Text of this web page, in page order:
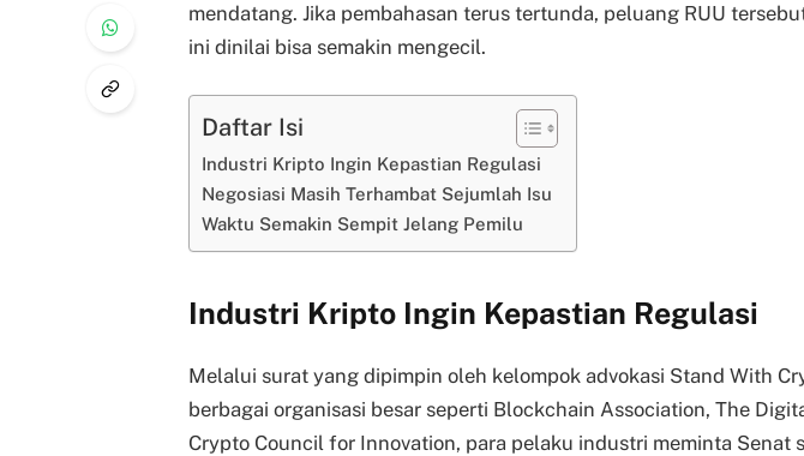
mendatang. Jika pembahasan terus tertunda, peluang RUU
ini dinilai bisa semakin mengecil.
Daftar Isi
Industri Kripto Ingin Kepastian Regulasi
Negosiasi Masih Terhambat Sejumlah Isu
Waktu Semakin Sempit Jelang Pemilu
Industri Kripto Ingin Kepastian Regulasi
Melalui surat yang dipimpin oleh kelompok advokasi Stand With
berbagai organisasi besar seperti Blockchain Association, The
Crypto Council for Innovation, para pelaku industri meminta Senat